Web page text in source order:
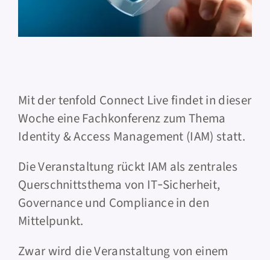
Mit dertenfold Connect Livefindet in dieser
Woche eine Fachkonferenz zum Thema
Identity & Access Management (IAM) statt.
Die Veranstaltung rückt IAM als zentrales
Querschnittsthema von IT‑Sicherheit,
Governance und Compliance in den
Mittelpunkt.
Zwar wird die Veranstaltung von einem